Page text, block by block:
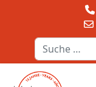
Suchen